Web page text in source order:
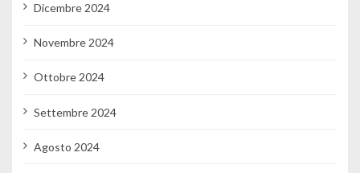
Dicembre 2024
Novembre 2024
Ottobre 2024
Settembre 2024
Agosto 2024